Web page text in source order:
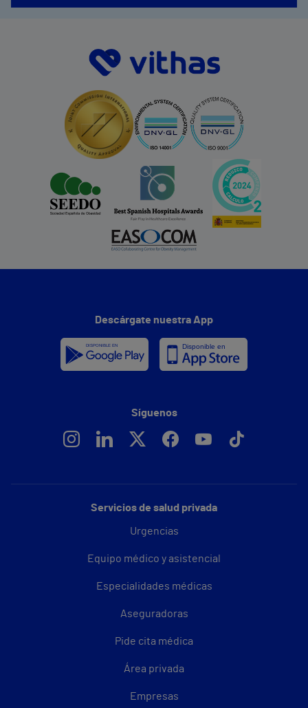
Servicios de salud privada
Urgencias
Equipo médico y asistencial
Especialidades médicas
Aseguradoras
Pide cita médica
Área privada
Empresas
Descárgate nuestra App
Síguenos